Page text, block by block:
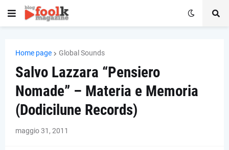
Home page Global Sounds
Salvo Lazzara “Pensiero
Nomade” – Materia e Memoria
(Dodicilune Records)
maggio 31, 2011